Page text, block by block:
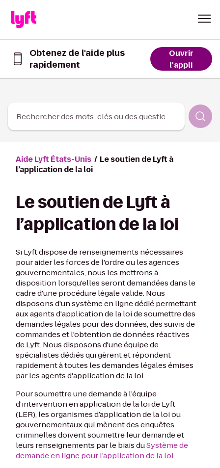
Obtenez de l'aide plus
rapidement
Obtenez
dans
Ouvrir
l'appli
Rechercher des mots-clés ou des questions
Aide Lyft États-Unis
Le soutien de Lyft à
l’application de la loi
Le soutien de Lyft à
l’application de la loi
Si Lyft dispose de renseignements nécessaires
pour aider les forces de l'ordre ou les agences
gouvernementales, nous les mettrons à
disposition lorsqu'elles seront demandées dans le
cadre d'une procédure légale valide. Nous
disposons d'un système en ligne dédié permettant
aux agents d'application de la loi de soumettre des
demandes légales pour des données, des suivis de
commandes et l'obtention de données réactives
de Lyft. Nous disposons d'une équipe de
spécialistes dédiés qui gèrent et répondent
rapidement à toutes les demandes légales émises
par les agents d'application de la loi.
Pour soumettre une demande à l’équipe
d’intervention en application de la loi de Lyft
(LER), les organismes d’application de la loi ou
gouvernementaux qui mènent des enquêtes
criminelles doivent soumettre leur demande et
leurs renseignements par le biais duSystème de
demande en ligne pour l’application de la loi.